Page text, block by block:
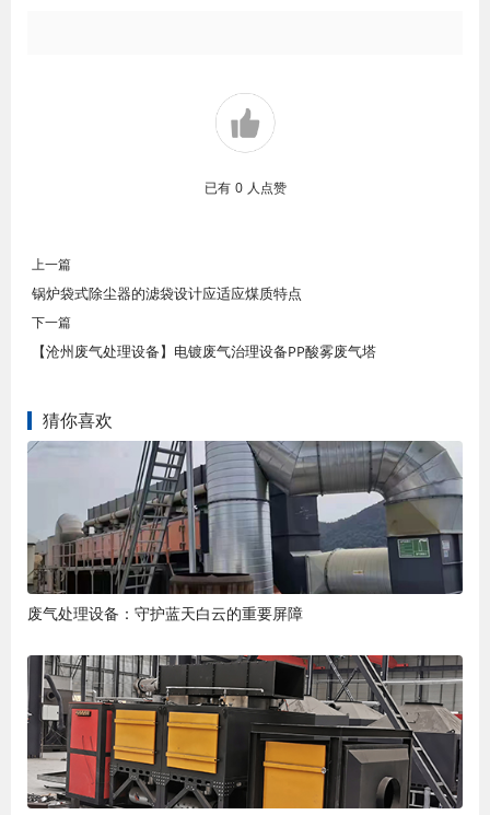
已有 0 人点赞
上一篇
锅炉袋式除尘器的滤袋设计应适应煤质特点
下一篇
【沧州废气处理设备】电镀废气治理设备PP酸雾废气塔
猜你喜欢
废气处理设备：守护蓝天白云的重要屏障